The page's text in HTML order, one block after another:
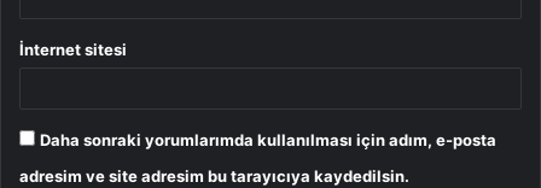
İnternet sitesi
Daha sonraki yorumlarımda kullanılması için adım, e-posta
adresim ve site adresim bu tarayıcıya kaydedilsin.